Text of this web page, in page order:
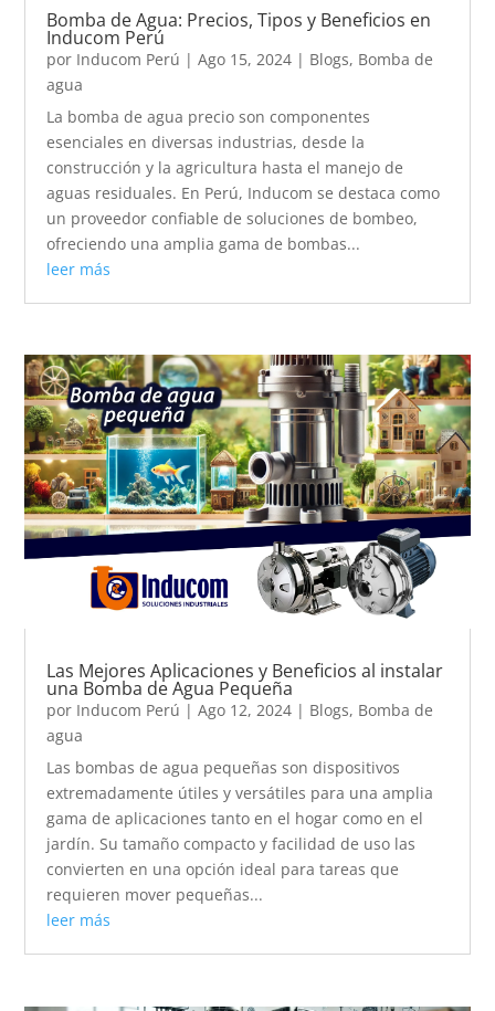
Bomba de Agua: Precios, Tipos y Beneficios en
Inducom Perú
por Inducom Perú |Ago 15, 2024 | Blogs, Bomba de
agua
La bomba de agua precio son componentes
esenciales en diversas industrias, desde la
construcción y la agricultura hasta el manejo de
aguas residuales. En Perú, Inducom se destaca como
un proveedor confiable de soluciones de bombeo,
ofreciendo una amplia gama de bombas...
leer más
Las Mejores Aplicaciones y Beneficios al instalar
una Bomba de Agua Pequeña
por Inducom Perú |Ago 12, 2024 | Blogs, Bomba de
agua
Las bombas de agua pequeñas son dispositivos
extremadamente útiles y versátiles para una amplia
gama de aplicaciones tanto en el hogar como en el
jardín. Su tamaño compacto y facilidad de uso las
convierten en una opción ideal para tareas que
requieren mover pequeñas...
leer más